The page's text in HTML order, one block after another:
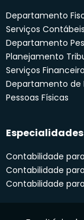
Departamento
Serviços Contábeis
Departamento
Planejamento
Serviços
Departamento de
Pessoas Físicas
Especialidades
Contabilidade
Contabilidade
Contabilidade